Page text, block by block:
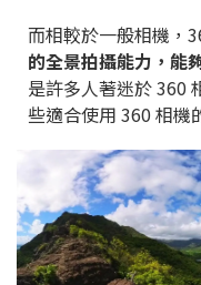
而相較於一般相機，
的全景拍攝能力，能
是許多人著迷於 360
些適合使用 360 相機